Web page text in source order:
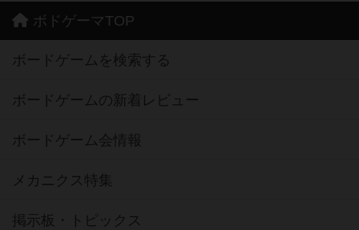
ボドゲーマTOP
ボードゲームを検索する
ボードゲームの新着レビュー
ボードゲーム会情報
メカニクス特集
掲示板・トピックス